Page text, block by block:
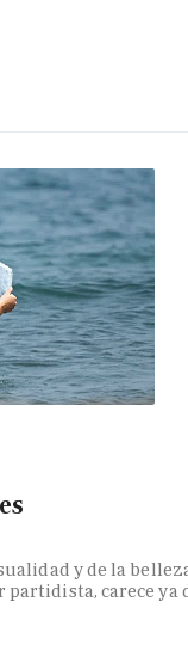
y de la
carece ya